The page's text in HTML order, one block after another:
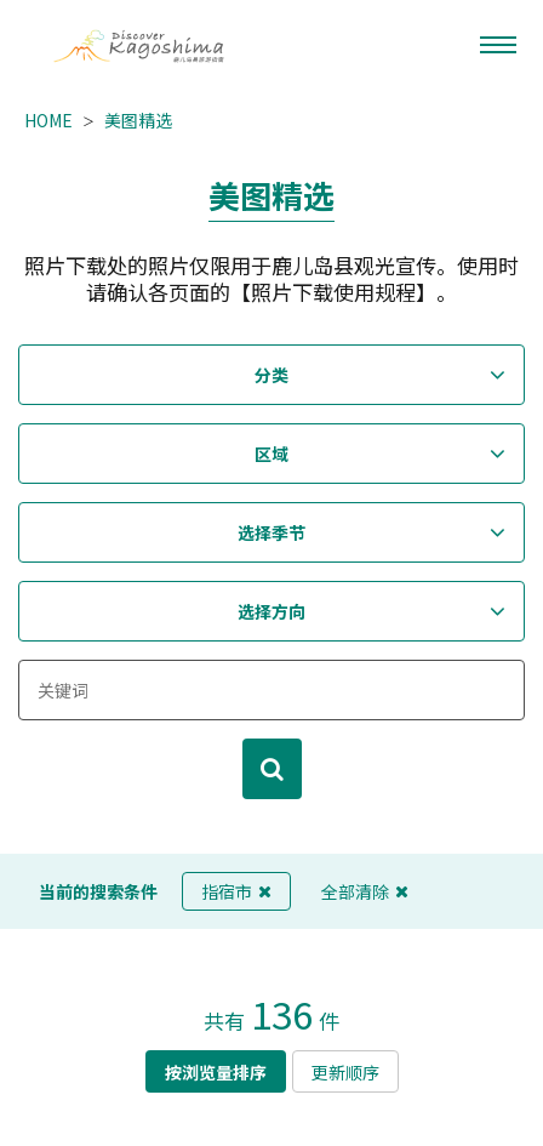
HOME 美图精选
美图精选
照片下载处的照片仅限用于鹿儿岛县观光宣传。使用时
请确认各页面的【照片下载使用规程】。
分类
区域
选择季节
选择方向
当前的搜索条件 指宿市 全部清除
共有 136 件
按浏览量排序 更新顺序